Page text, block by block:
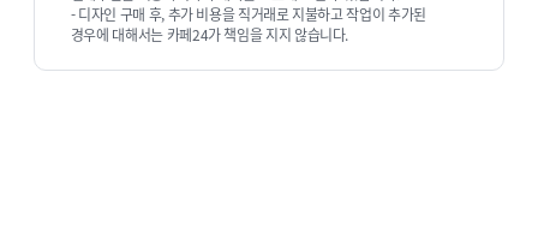
- 디자인 구매 후, 추가 비용을 직거래로 지불하고 작업이 추가된
경우에 대해서는 카페24가 책임을 지지 않습니다.